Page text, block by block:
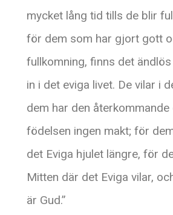
mycket lång tid tills de blir
för dem som har gjort gott
fullkomning, finns det
in i det eviga livet. De vilar i
dem har den
födelsen ingen makt; för
det Eviga hjulet längre, för
Mitten där det Eviga vilar,
är Gud.”